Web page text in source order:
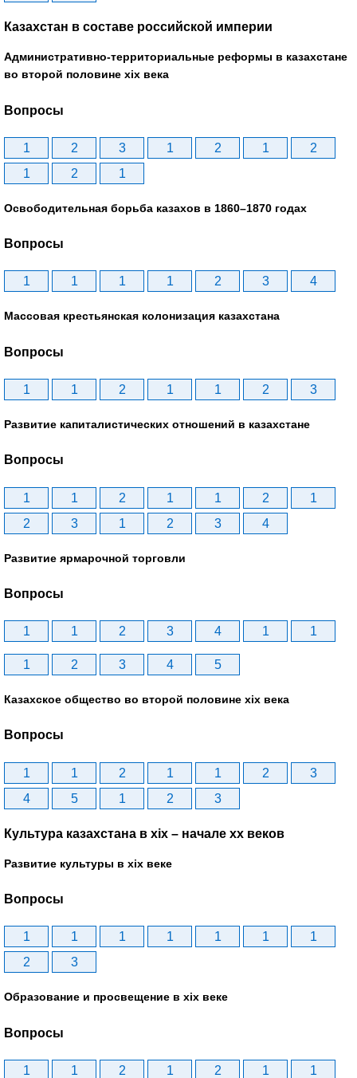
Казахстан в составе российской империи
Административно-территориальные реформы в казахстане
во второй половине xix века
Вопросы
1 2 3 1 2 1
2
1
2 1
Освободительная борьба казахов в 1860–1870 годах
Вопросы
1 1 1 1 2 3 4
Массовая крестьянская колонизация казахстана
Вопросы
1 1 2 1 1 2 3
Развитие капиталистических отношений в казахстане
Вопросы
1 1 2 1 1 2
1
2
3 1 2 3 4
Развитие ярмарочной торговли
Вопросы
1 1 2 3 4 1 1
1 2 3 4 5
Казахское общество во второй половине хіх века
Вопросы
1 1 2 1 1 2
3
4
5 1 2 3
Культура казахстана в xix – начале хх веков
Развитие культуры в xix веке
Вопросы
1 1 1 1 1 1
1
2
3
Образование и просвещение в xix веке
Вопросы
1 1 2 1 2 1
1